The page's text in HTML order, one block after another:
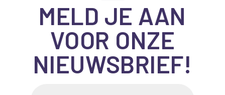
MELD JE AAN
VOOR ONZE
NIEUWSBRIEF!